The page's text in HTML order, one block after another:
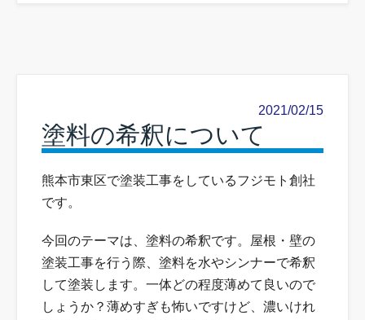
2021/02/15
塗料の希釈について
熊本市東区で塗装工事をしているフジモト創社
です。
今回のテーマは、塗料の希釈です。屋根・壁の
塗装工事を行う際、塗料を水やシンナーで希釈
して塗装します。一体どの程度薄めて良いので
しょうか？薄めすぎも怖いですけど、濃いけれ